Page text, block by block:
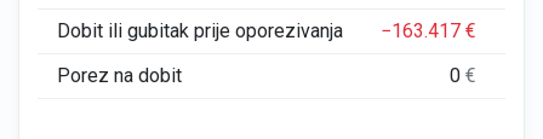
Dobit ili gubitak prije oporezivanja
−163.417€
Porez na dobit
0€